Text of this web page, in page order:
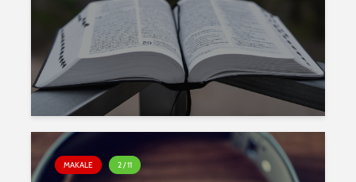
MAKALE 2 / 11